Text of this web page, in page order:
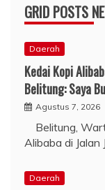
GRID POSTS
Daerah
Kedai Kopi
Belitung: Saya
Agustus 7, 2026
Belitung,
Alibaba di Jalan
Daerah